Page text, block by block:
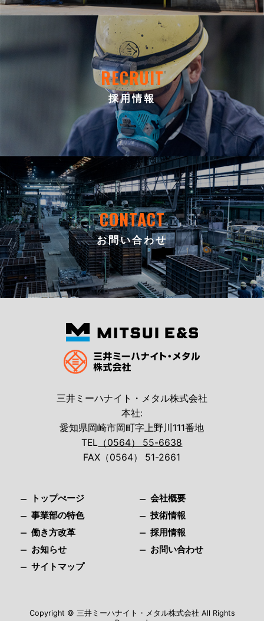
RECRUIT
採用情報
CONTACT
お問い合わせ
三井ミーハナイト・メタル株式会社
本社:
愛知県岡崎市岡町字上野川111番地
TEL （0564） 55-6638
FAX（0564） 51-2661
トップぺージ
会社概要
事業部の特色
技術情報
働き方改革
採用情報
お知らせ
お問い合わせ
サイトマップ
Copyright © 三井ミーハナイト・メタル株式会社 All Rights